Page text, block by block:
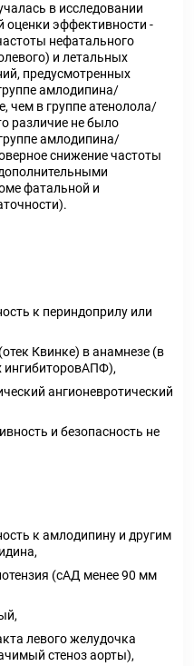
в исследовании
оценки эффективности -
нефатального
и летальных
предусмотренных
амлодипина/
чем в группе атенолола/
различие не было
амлодипина/
снижение частоты
фатальной и
к периндоприлу или
Квинке) в анамнезе (в
ингибиторовАПФ),
ангионевротический
и безопасность не
к амлодипину и другим
(сАД менее 90 мм
левого желудочка
стеноз аорты),